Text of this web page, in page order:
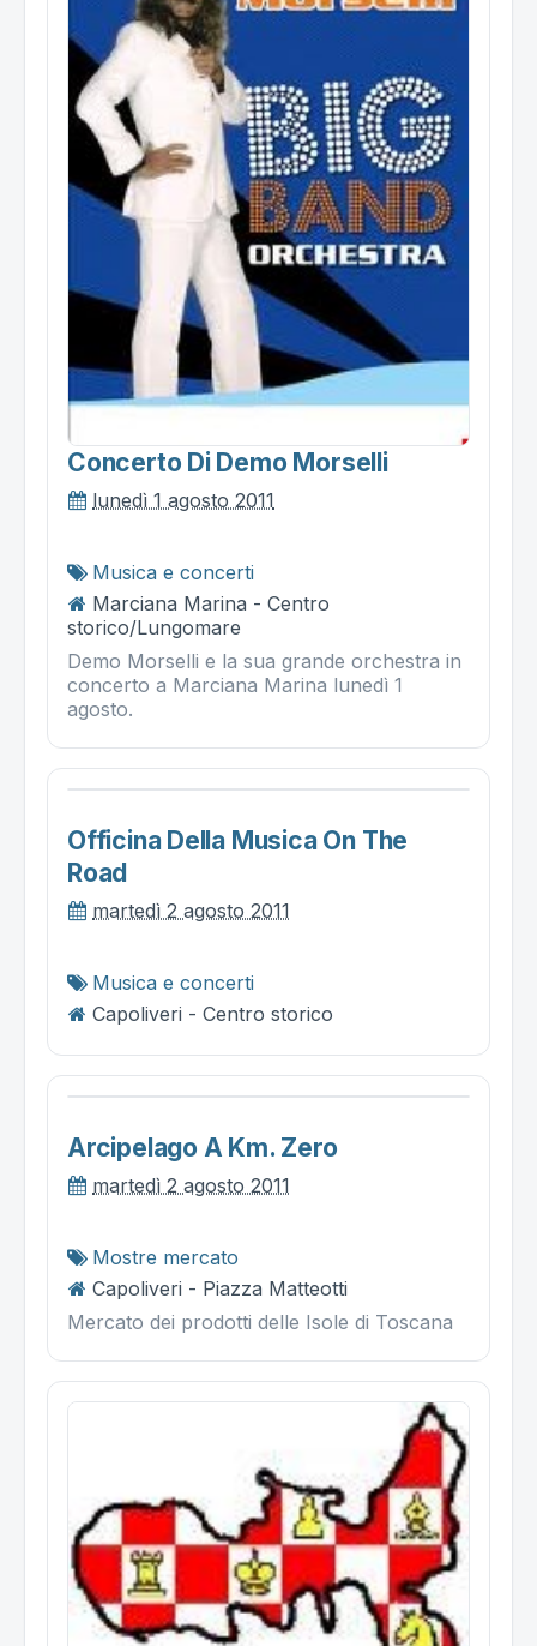
Concerto Di Demo Morselli
lunedì 1 agosto 2011
Musica e concerti
Marciana Marina - Centro
storico/Lungomare
Demo Morselli e la sua grande orchestra in
concerto a Marciana Marina lunedì 1
agosto.
Officina Della Musica On The
Road
martedì 2 agosto 2011
Musica e concerti
Capoliveri - Centro storico
Arcipelago A Km. Zero
martedì 2 agosto 2011
Mostre mercato
Capoliveri - Piazza Matteotti
Mercato dei prodotti delle Isole di Toscana